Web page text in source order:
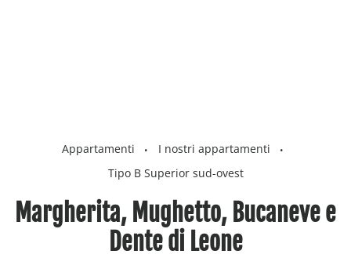
Appartamenti • I nostri appartamenti •
Tipo B Superior sud-ovest
Margherita, Mughetto, Bucaneve e
Dente di Leone